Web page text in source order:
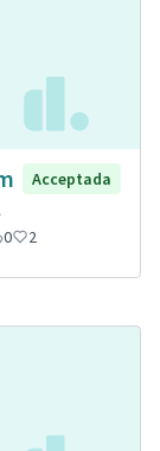
Acceptada
0 2